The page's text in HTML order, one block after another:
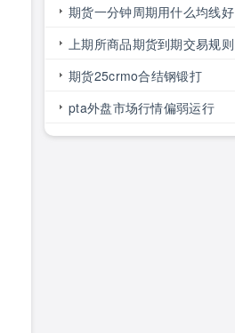
期货一分钟周期用什么均线好
上期所商品期货到期交易规则
期货25crmo合结钢锻打
pta外盘市场行情偏弱运行